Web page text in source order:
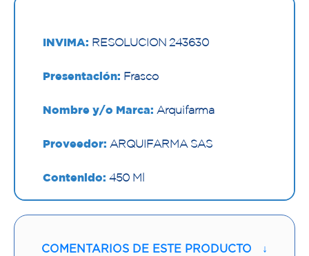
INVIMA: RESOLUCION 243630
Presentación: Frasco
Nombre y/o Marca: Arquifarma
Proveedor: ARQUIFARMA SAS
Contenido: 450 Ml
Código:1294314
COMENTARIOS DE ESTE PRODUCTO ↓